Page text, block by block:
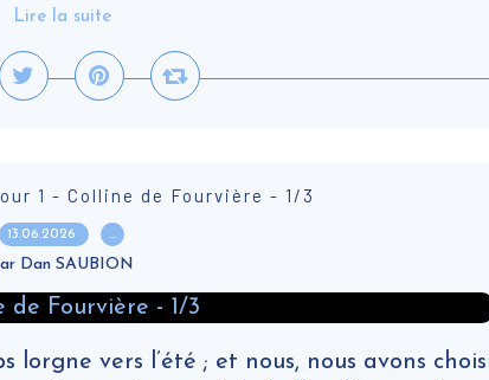
Lire la suite
1 - Colline de Fourvière - 1/3
13.06.2026 …
Dan SAUBION
vers l’été ; et nous, nous avons